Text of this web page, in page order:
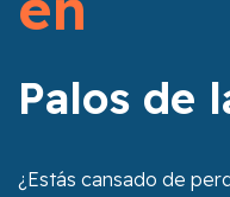
Palos de
¿Estás cansado de